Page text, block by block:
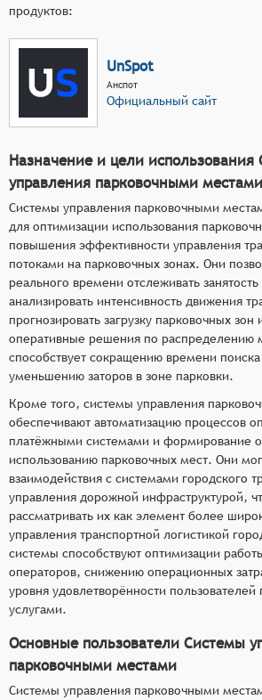
продуктов:
UnSpot
Анспот
Официальный сайт
Назначение и цели использования
управления парковочными местами
Системы управления парковочными
для оптимизации использования
повышения эффективности управления
потоками на парковочных зонах. Они
реального времени отслеживать
анализировать интенсивность движения
прогнозировать загрузку парковочных зон
оперативные решения по распределению
способствует сокращению времени
уменьшению заторов в зоне парковки.
Кроме того, системы управления
обеспечивают автоматизацию процессов
платёжными системами и формирование
использованию парковочных мест. Они
взаимодействия с системами городского
управления дорожной инфраструктурой,
рассматривать их как элемент более
управления транспортной логистикой
системы способствуют оптимизации
операторов, снижению операционных
уровня удовлетворённости
услугами.
Основные пользователи Системы
парковочными местами
Системы управления парковочными